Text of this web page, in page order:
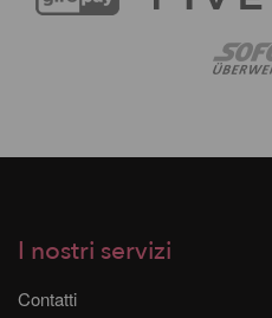
I nostri servizi
Contatti